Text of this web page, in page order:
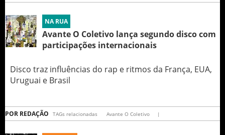
NA RUA
Avante O Coletivo lança segundo disco com
participações internacionais
Disco traz influências do rap e ritmos da França, EUA,
Uruguai e Brasil
POR REDAÇÃO TAGs relacionadas Avante O Coletivo |